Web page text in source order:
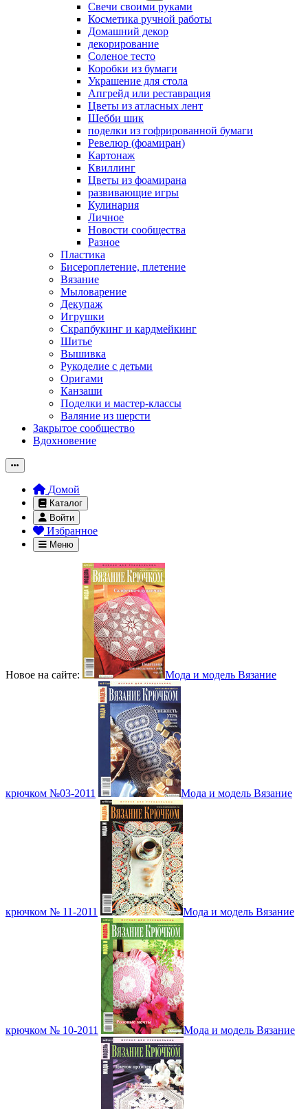
Свечи своими руками
Косметика ручной работы
Домашний декор
декорирование
Соленое тесто
Коробки из бумаги
Украшение для стола
Апгрейд или реставрация
Цветы из атласных лент
Шебби шик
поделки из гофрированной бумаги
Ревелюр (фоамиран)
Картонаж
Квиллинг
Цветы из фоамирана
развивающие игры
Кулинария
Личное
Новости сообщества
Разное
Пластика
Бисероплетение, плетение
Вязание
Мыловарение
Декупаж
Игрушки
Скрапбукинг и кардмейкинг
Шитье
Вышивка
Рукоделие с детьми
Оригами
Канзаши
Поделки и мастер-классы
Валяние из шерсти
Закрытое сообщество
Вдохновение
Домой
Каталог
Войти
Избранное
Меню
Новое на сайте: Мода и модель Вязание
крючком №03-2011 Мода и модель Вязание
крючком № 11-2011 Мода и модель Вязание
крючком № 10-2011 Мода и модель Вязание